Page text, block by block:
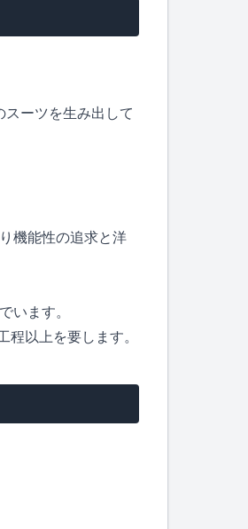
スーツを生み出して
機能性の追求と洋
います。
以上を要します。